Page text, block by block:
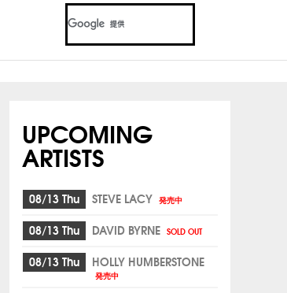
UPCOMING
ARTISTS
08/13 Thu STEVE LACY 発売中
08/13 Thu DAVID BYRNE SOLD OUT
08/13 Thu HOLLY HUMBERSTONE
発売中